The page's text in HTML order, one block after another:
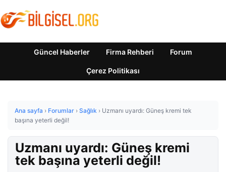
Güncel Haberler Firma Rehberi Forum
Çerez Politikası
Ana sayfa › Forumlar › Sağlık › Uzmanı uyardı: Güneş kremi tek
başına yeterli değil!
Uzmanı uyardı: Güneş kremi
tek başına yeterli değil!